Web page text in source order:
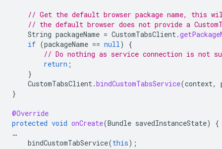
// Get the default browser package name, this
// the default browser does not provide a
String packageName = CustomTabsClient.
if (packageName == null)
{
// Do nothing as service connection is not
return ;
}
CustomTabsClient.bindCustomTabsService(context,
}
@Override
protected void onCreate(Bundle savedInstanceState)
{
…
bindCustomTabService(this);